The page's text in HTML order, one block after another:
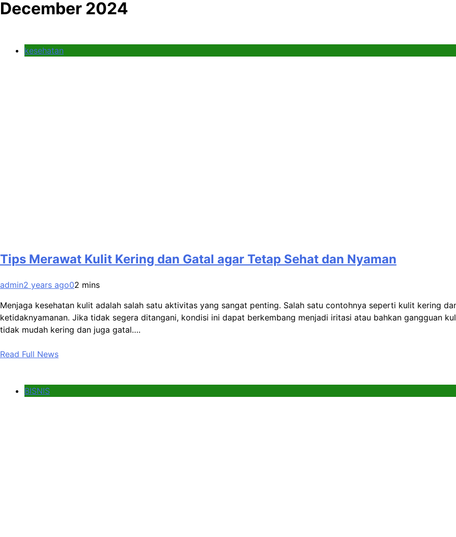
December 2024
kesehatan
Tips Merawat Kulit Kering dan Gatal agar Tetap Sehat dan Nyaman
admin2 years ago02 mins
Menjaga kesehatan kulit adalah salah satu aktivitas yang sangat penting. Salah satu contohnya seperti kulit kering
ketidaknyamanan. Jika tidak segera ditangani, kondisi ini dapat berkembang menjadi iritasi atau bahkan gangguan
tidak mudah kering dan juga gatal….
Read Full News
BISNIS